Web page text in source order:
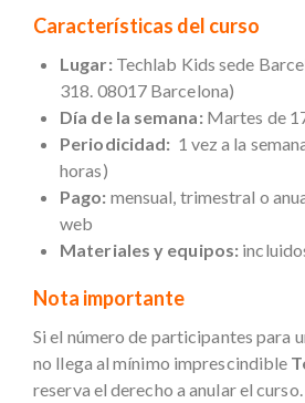
Características del curso
Lugar:Techlab Kids sede
318. 08017 Barcelona)
Día de la semana: Martes de
Periodicidad: 1 vez a la
horas)
Pago: mensual, trimestral o
web
Materiales y equipos:
Nota importante
Si el número de participantes para
no llega al mínimo imprescindible
reserva el derecho a anular el